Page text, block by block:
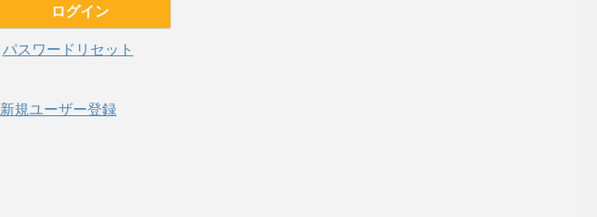
パスワードリセット
新規ユーザー登録